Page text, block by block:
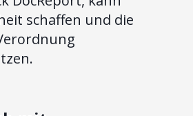
schaffen und die